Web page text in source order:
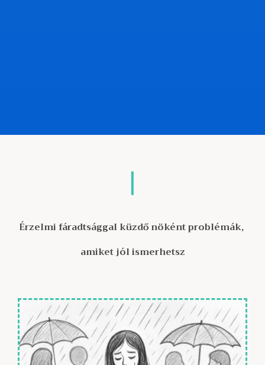
Érzelmi fáradtsággal küzdő nöként problémák,
amiket jól ismerhetsz